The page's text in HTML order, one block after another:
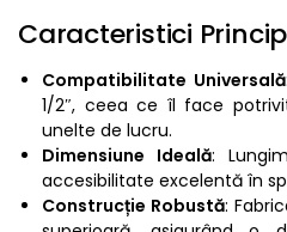
Caracteristici
Compatibilitate Universală
1/2″, ceea ce îl face
unelte de lucru.
Dimensiune Ideală:
accesibilitate excelentă în
Construcție Robustă: